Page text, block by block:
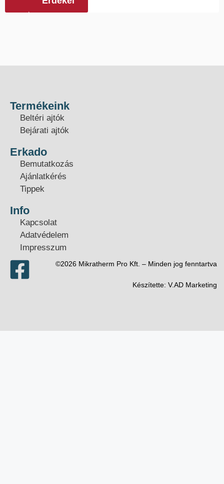
Termékeink
Beltéri ajtók
Bejárati ajtók
Erkado
Bemutatkozás
Ajánlatkérés
Tippek
Info
Kapcsolat
Adatvédelem
Impresszum
©2026 Mikratherm Pro Kft. – Minden jog fenntartva​
Készítette: V.AD Marketing